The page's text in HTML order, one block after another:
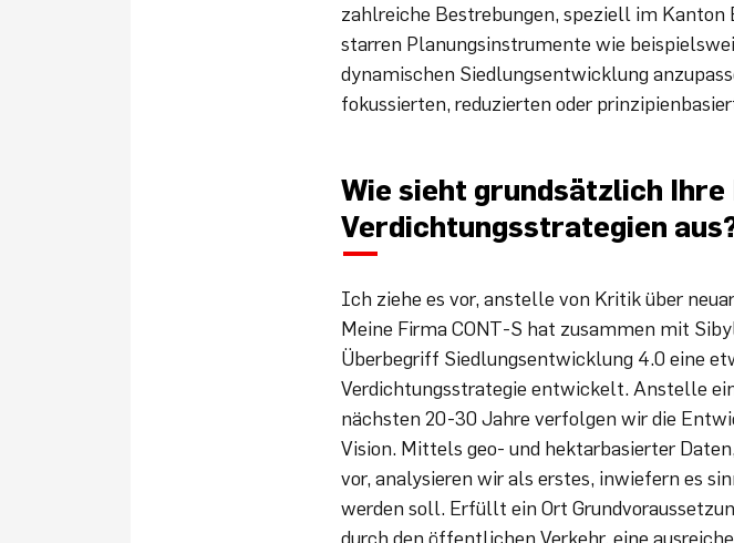
zahlreiche Bestrebungen, speziell im Kanton
starren Planungsinstrumente wie
dynamischen Siedlungsentwicklung
fokussierten, reduzierten oder
Wie sieht grundsätzlich Ihre
Verdichtungsstrategien
Ich ziehe es vor, anstelle von Kritik über
Meine Firma CONT-S hat zusammen mit
Überbegriff Siedlungsentwicklung 4.0 eine
Verdichtungsstrategie entwickelt. Anstelle
nächsten 20-30 Jahre verfolgen wir die
Vision. Mittels geo- und hektarbasierter
vor, analysieren wir als erstes, inwiefern es
werden soll. Erfüllt ein Ort
durch den öffentlichen Verkehr, eine